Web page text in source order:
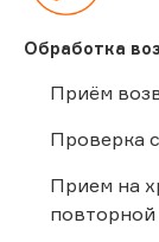
Обработка
Приём
Проверка
Прием на
повторной